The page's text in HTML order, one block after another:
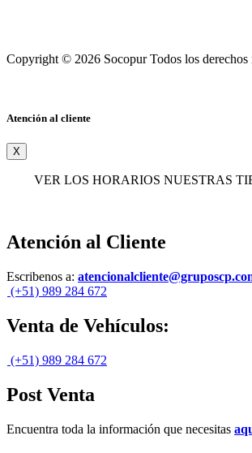
Copyright © 2026 Socopur Todos los
Atención al cliente
X
VER LOS HORARIOS NUESTRAS
Atención al Cliente
Escribenos a:
(+51) 989 284 672
Venta de Vehículos:
(+51) 989 284 672
Post Venta
Encuentra toda la información que necesitas